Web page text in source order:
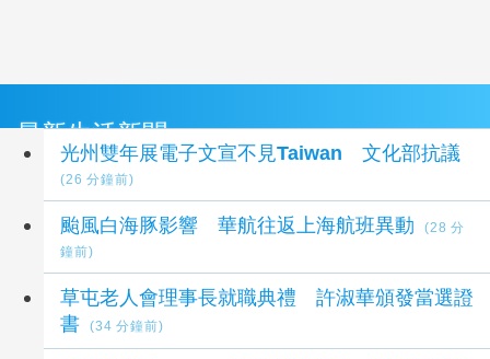
最新生活新聞
光州雙年展電子文宣不見Taiwan 文化部抗議
(26 分鐘前)
颱風白海豚影響 華航往返上海航班異動
(28 分
鐘前)
草屯老人會理事長就職典禮 許淑華頒發當選證
書
(34 分鐘前)